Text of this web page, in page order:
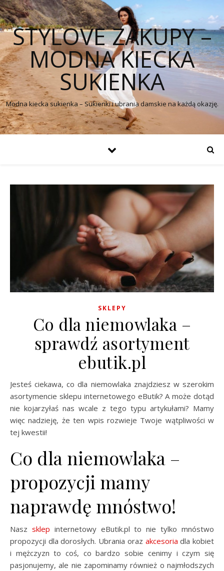
STYLOVE ZAKUPY –
MODNA KIECKA
SUKIENKA
Modna kiecka sukienka – Sukienki i ubrania damskie na każdą okazję.
SKLEPY
Co dla niemowlaka –
sprawdź asortyment
ebutik.pl
Jesteś ciekawa, co dla niemowlaka znajdziesz w szerokim
asortymencie sklepu internetowego eButik? A może dotąd
nie kojarzyłaś nas wcale z tego typu artykułami? Mamy
więc nadzieję, że ten wpis rozwieje Twoje wątpliwości w
tej kwestii!
Co dla niemowlaka –
propozycji mamy
naprawdę mnóstwo!
Nasz sklep internetowy eButik.pl to nie tylko mnóstwo
propozycji dla dorosłych. Ubrania oraz akcesoria dla kobiet
i mężczyzn to coś, co bardzo sobie cenimy i czym się
pasjonujemy, ale nie zapominamy również o najmłodszych